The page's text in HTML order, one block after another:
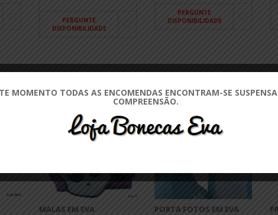
PERGUNTE
DISPONIBILIDADE
PERGUNTE
DISPONIBILIDADE
MALAS EM EVA PORTA FOTOS EM EVA
MOMENTO TODAS AS ENCOMENDAS ENCONTRAM-SE
COMPREENSÃO.